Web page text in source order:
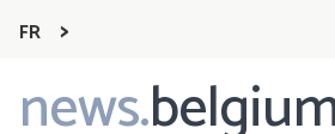
FR
news.
Main
navigation